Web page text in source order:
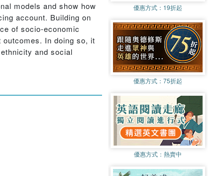
models and show how
account. Building on
of socio-economic
In doing so, it
and social
優惠方式： 19折起
優惠方式： 75折起
優惠方式： 熱賣中